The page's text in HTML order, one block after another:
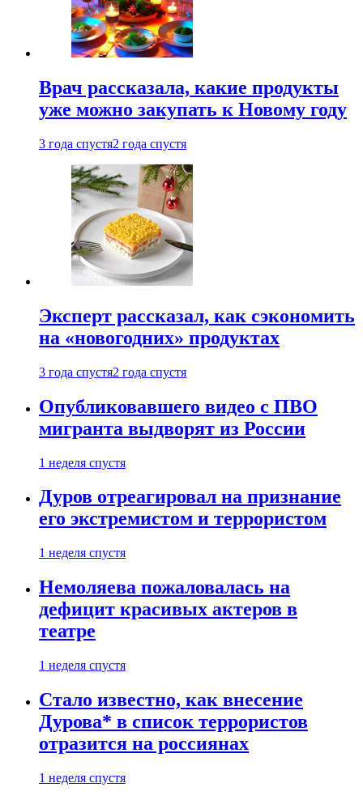
Врач рассказала, какие продукты
уже можно закупать к Новому году
3 года спустя2 года спустя
Эксперт рассказал, как сэкономить
на «новогодних» продуктах
3 года спустя2 года спустя
Опубликовавшего видео с ПВО
мигранта выдворят из России
1 неделя спустя
Дуров отреагировал на признание
его экстремистом и террористом
1 неделя спустя
Немоляева пожаловалась на
дефицит красивых актеров в
театре
1 неделя спустя
Стало известно, как внесение
Дурова* в список террористов
отразится на россиянах
1 неделя спустя